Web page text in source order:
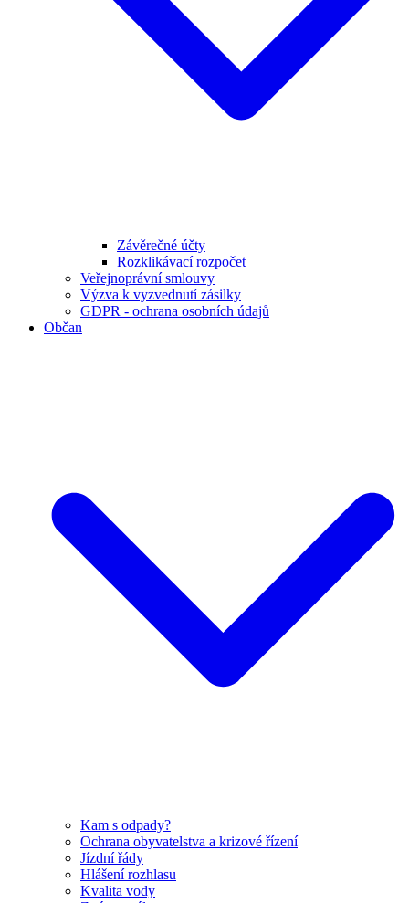
Závěrečné účty
Rozklikávací rozpočet
Veřejnoprávní smlouvy
Výzva k vyzvednutí zásilky
GDPR - ochrana osobních údajů
Občan
Kam s odpady?
Ochrana obyvatelstva a krizové řízení
Jízdní řády
Hlášení rozhlasu
Kvalita vody